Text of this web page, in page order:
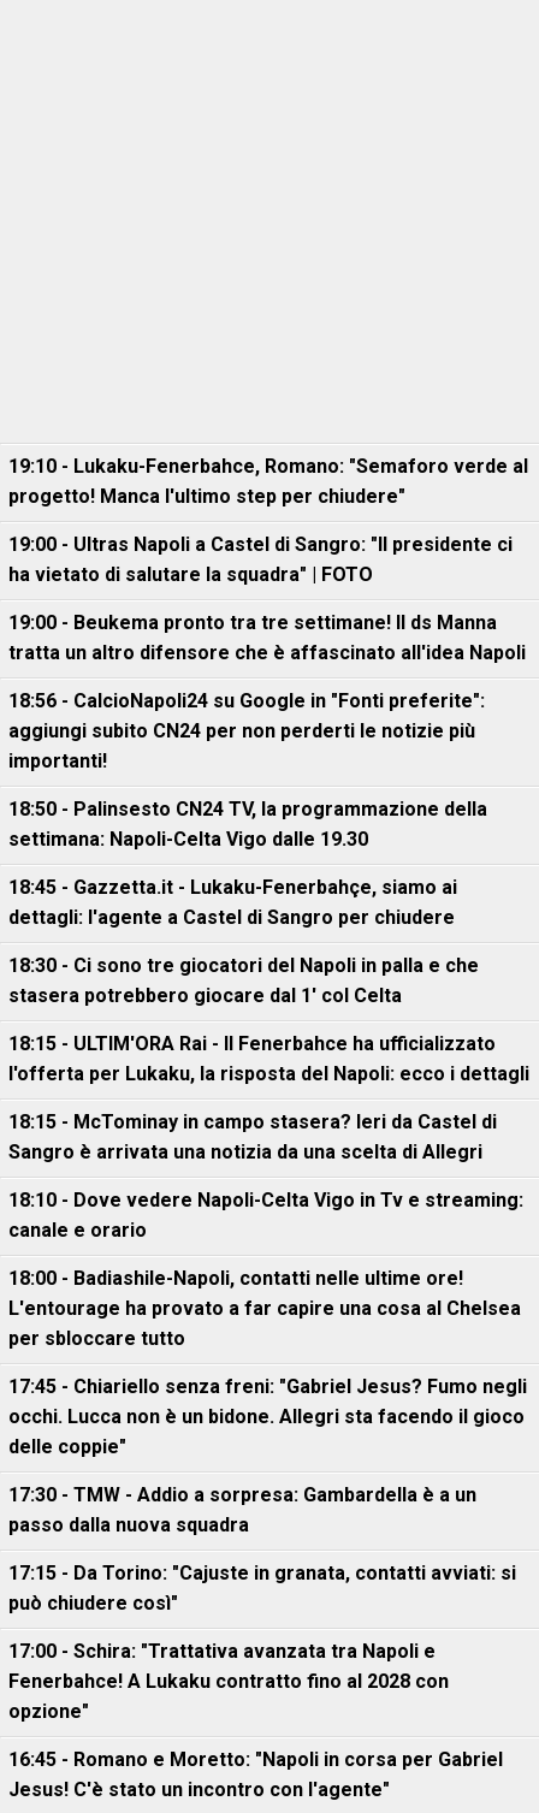
19:10 - Lukaku-Fenerbahce, Romano: "Semaforo verde al
progetto! Manca l'ultimo step per chiudere"
19:00 - Ultras Napoli a Castel di Sangro: "Il presidente ci
ha vietato di salutare la squadra" | FOTO
19:00 - Beukema pronto tra tre settimane! Il ds Manna
tratta un altro difensore che è affascinato all'idea Napoli
18:56 - CalcioNapoli24 su Google in "Fonti preferite":
aggiungi subito CN24 per non perderti le notizie più
importanti!
18:50 - Palinsesto CN24 TV, la programmazione della
settimana: Napoli-Celta Vigo dalle 19.30
18:45 - Gazzetta.it - Lukaku-Fenerbahçe, siamo ai
dettagli: l'agente a Castel di Sangro per chiudere
18:30 - Ci sono tre giocatori del Napoli in palla e che
stasera potrebbero giocare dal 1' col Celta
18:15 - ULTIM'ORA Rai - Il Fenerbahce ha ufficializzato
l'offerta per Lukaku, la risposta del Napoli: ecco i dettagli
18:15 - McTominay in campo stasera? Ieri da Castel di
Sangro è arrivata una notizia da una scelta di Allegri
18:10 - Dove vedere Napoli-Celta Vigo in Tv e streaming:
canale e orario
18:00 - Badiashile-Napoli, contatti nelle ultime ore!
L'entourage ha provato a far capire una cosa al Chelsea
per sbloccare tutto
17:45 - Chiariello senza freni: "Gabriel Jesus? Fumo negli
occhi. Lucca non è un bidone. Allegri sta facendo il gioco
delle coppie"
17:30 - TMW - Addio a sorpresa: Gambardella è a un
passo dalla nuova squadra
17:15 - Da Torino: "Cajuste in granata, contatti avviati: si
può chiudere così"
17:00 - Schira: "Trattativa avanzata tra Napoli e
Fenerbahce! A Lukaku contratto fino al 2028 con
opzione"
16:45 - Romano e Moretto: "Napoli in corsa per Gabriel
Jesus! C'è stato un incontro con l'agente"